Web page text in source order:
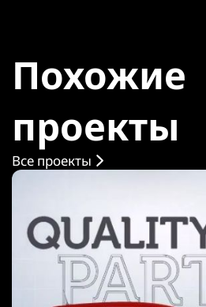
Похожие
проекты
Все проекты